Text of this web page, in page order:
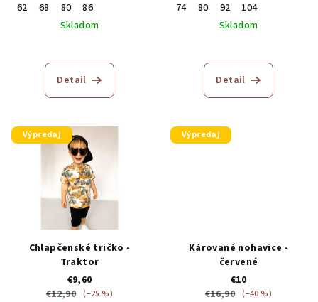
62
68 80
86
Skladom
hodnotenie
produktu
5
hviezdičiek.
Detail
74
80 92
104
Skladom
Detail
Výpredaj
Chlapčenské tričko -
Traktor
€9,60
€12,90 (–25 %)
Výpredaj
Kárované nohavice -
červené
€10
€16,90 (–40 %)